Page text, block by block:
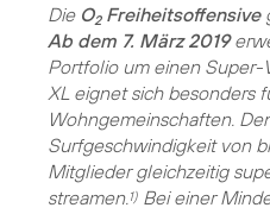
Die O2Freiheitsoffensive
Ab dem 7. März 2019
Portfolio um einen Super-
XL eignet sich besonders
Wohngemeinschaften.
Surfgeschwindigkeit von
Mitglieder gleichzeitig
streamen. 1) Bei einer